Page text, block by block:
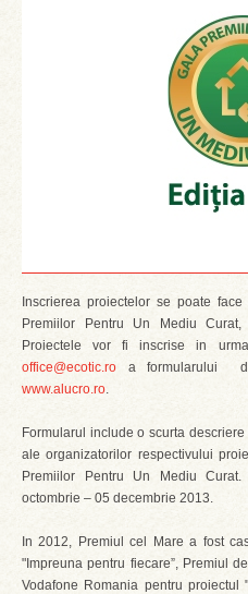
Inscrierea proiectelor se poate
Premiilor Pentru Un Mediu
Proiectele vor fi inscrise in
office@ecotic.ro a formularului
www.alucro.ro.
Formularul include o scurta
ale organizatorilor respectivului
Premiilor Pentru Un Mediu
octombrie – 05 decembrie 2013.
In 2012, Premiul cel Mare a fost
"Impreuna pentru fiecare”, Premiul
Vodafone Romania pentru proiectul